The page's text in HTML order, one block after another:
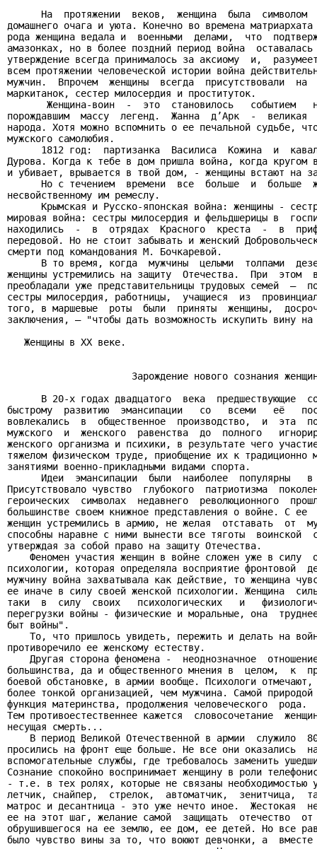
На  протяжении  веков,  женщина  была  символом
домашнего очага и уюта. Конечно во времена
рода женщина ведала и  военными  делами,  что
амазонках, но в более поздний период война
утверждение всегда принималось за аксиому  и,
всем протяжении человеческой истории война
мужчин.  Впрочем  женщины  всегда  присутствовали
маркитанок, сестер милосердия и проституток.
Женщина-воин  -  это  становилось   событием
порождавшим  массу  легенд.  Жанна  д’Арк  -  великая
народа. Хотя можно вспомнить о ее печальной судьбе,
мужского самолюбия.
1812 год:  партизанка  Василиса  Кожина  и
Дурова. Когда к тебе в дом пришла война, когда кругом
и убивает, врывается в твой дом, - женщины встают на
Но с течением  времени  все  больше  и  больше
несвойственному им ремеслу.
Крымская и Русско-японская война: женщины -
мировая война: сестры милосердия и фельдшерицы в
находились  -  в  отрядах  Красного  креста  -  в
передовой. Но не стоит забывать и женский
смерти под командования М. Бочкаревой.
В то время, когда  мужчины  целыми  толпами
женщины устремились на защиту  Отечества.  При  этом
преобладали уже представительницы трудовых семей  —
сестры милосердия, работницы,  учащиеся  из
того, в маршевые  роты  были  приняты  женщины,
заключения, — "чтобы дать возможность искупить вину
   Женщины в ХХ веке.
Зарождение нового сознания
В 20-х годах двадцатого  века  предшествующие
быстрому  развитию  эмансипации   со   всеми   её
вовлекались  в  общественное  производство,  и  эта
мужского  и  женского  равенства  до  полного
женского организма и психики, в результате чего
тяжелом физическом труде, приобщение их к традиционно
занятиями военно-прикладными видами спорта.
Идеи  эмансипации  были  наиболее  популярны
Присутствовало чувство  глубокого  патриотизма
героических  символах  недавнего  революционного
большинстве своем книжное представления о войне. С
женщин устремились в армию, не желая  отставать  от
способны наравне с ними вынести все тяготы
утверждая за собой право на защиту Отечества.
Феномен участия женщин в войне сложен уже в силу
психологии, которая определяла восприятие фронтовой
мужчину война захватывала как действие, то женщина
ее иначе в силу своей женской психологии. Женщина
таки  в  силу  своих   психологических   и
перегрузки войны - физические и моральные, она
быт войны".
То, что пришлось увидеть, пережить и делать на
противоречило ее женскому естеству.
Другая сторона феномена -  неоднозначное
большинства, да и общественного мнения в  целом,  к
боевой обстановке, в армии вообще. Психологи
более тонкой организацией, чем мужчина. Самой
функция материнства, продолжения человеческого
Тем противоестественнее кажется  словосочетание
несущая смерть...
В период Великой Отечественной в армии  служило
просились на фронт еще больше. Не все они оказались
вспомогательные службы, где требовалось заменить
Сознание спокойно воспринимает женщину в роли
- т.е. в тех ролях, которые не связаны необходимостью
летчик, снайпер,  стрелок,  автоматчик,  зенитчица,
матрос и десантница - это уже нечто иное.  Жестокая
ее на этот шаг, желание самой  защищать  отечество
обрушившегося на ее землю, ее дом, ее детей. Но все
было чувство вины за то, что воюют девчонки, а